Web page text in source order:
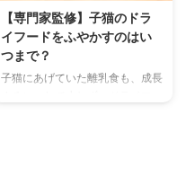
めて与える必要があります。その
理由をご紹介します。 また、犬
がキャットフードを食べてしまっ
たらどうすればいいか、起こりう
るリスクなども知っておきましょ
【専門家監修】子猫のドラ
イフードをふやかすのはい
つまで？
子猫にあげていた離乳食も、成長